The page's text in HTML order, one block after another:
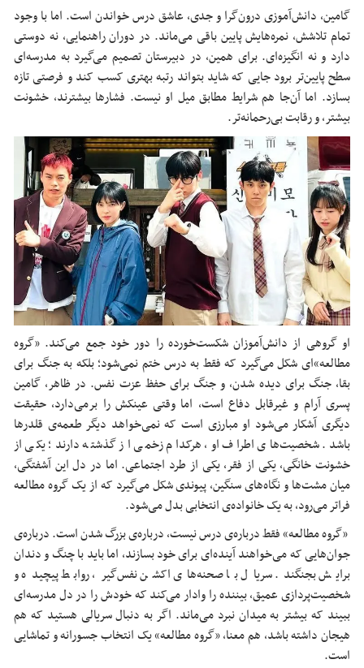
گا‌مین، دانش‌آموزی درون‌گرا و جدی، عاشق درس خواندن است. اما با وجود
تمام تلاشش، نمره‌هایش پایین باقی می‌ماند. در دوران راهنمایی، نه دوستی
دارد و نه انگیزه‌ای. برای همین، در دبیرستان تصمیم می‌گیرد به مدرسه‌ای
سطح پایین‌تر برود جایی که شاید بتواند رتبه بهتری کسب کند و فرصتی تازه
بسازد. اما آن‌جا هم شرایط مطابق میل او نیست. فشارها بیشترند، خشونت
بیشتر، و رقابت بی‌رحمانه‌تر.
او گروهی از دانش‌آموزان شکست‌خورده را دور خود جمع می‌کند. «گروه
مطالعه»ای شکل می‌گیرد که فقط به درس ختم نمی‌شود؛ بلکه به جنگ برای
بقا، جنگ برای دیده شدن، و جنگ برای حفظ عزت نفس. در ظاهر، گامین
پسری آرام و غیرقابل دفاع است، اما وقتی عینکش را برمی‌دارد، حقیقت
دیگری آشکار می‌شود او مبارزی است که نمی‌خواهد دیگر طعمه‌ی قلدرها
باشد. شخصیت‌های اطراف او، هرکدام زخمی از گذشته دارند؛ یکی از
خشونت خانگی، یکی از فقر، یکی از طرد اجتماعی. اما در دل این آشفتگی،
میان مشت‌ها و نگاه‌های سنگین، پیوندی شکل می‌گیرد که از یک گروه مطالعه
فراتر می‌رود، به یک خانواده‌ی انتخابی بدل می‌شود.
«گروه مطالعه» فقط درباره‌ی درس نیست، درباره‌ی بزرگ شدن است. درباره‌ی
جوان‌هایی که می‌خواهند آینده‌ای برای خود بسازند، اما باید با چنگ و دندان
برایش بجنگند. سریال با صحنه‌های اکشن نفس‌گیر، روابط پیچیده و
شخصیت‌پردازی‌ عمیق، بیننده را وادار می‌کند که خودش را در دل مدرسه‌ای
ببیند که بیشتر به میدان نبرد می‌ماند. اگر به دنبال سریالی هستید که هم
هیجان داشته باشد، هم معنا، «گروه مطالعه» یک انتخاب جسورانه و تماشایی
است.